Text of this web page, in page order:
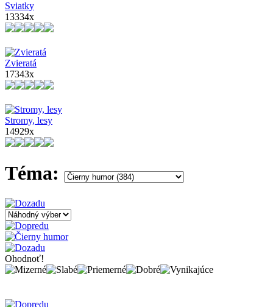
Sviatky
13334x
Zvieratá
17343x
Stromy, lesy
14929x
Téma:
Ohodnoť!